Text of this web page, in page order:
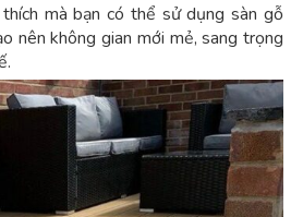
mà bạn có thể sử dụng sàn gỗ
nên không gian mới mẻ, sang trọng